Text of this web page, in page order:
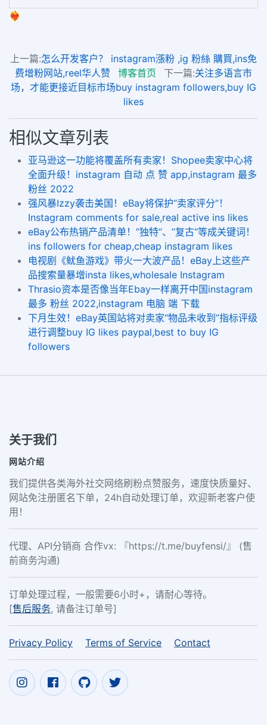
❤️‍🔥
上一篇:怎么开发客户？ instagram漲粉 ,ig 粉絲 購買,ins免
费增粉网站,reel华人赞
博客首页 下一篇:关注多语言市
场，才能更接近目标市场buy instagram followers,buy IG
likes
相似文章列表
亚马逊这一功能将覆盖所有卖家！Shopee卖家中心将
全面升级！instagram 自动 点 赞 app,instagram 最多
粉丝 2022
强风暴Izzy袭击美国！eBay将保护“卖家评分”！
Instagram comments for sale,real active ins likes
eBay公布热销产品清单！”独特“、”复古“等成关键词！
ins followers for cheap,cheap instagram likes
电视剧《鱿鱼游戏》带火一大波产品！eBay上这些产
品搜索量暴增insta likes,wholesale Instagram
Thrasio资本是否像当年Ebay一样离开中国instagram
最多 粉丝 2022,instagram 电脑 端 下载
下月生效！eBay英国站将对卖家“物品未收到”指标评级
进行调整buy IG likes paypal,best to buy IG
followers
关于我们
网站介绍
我们提供各类海外社交网络刷粉点赞服务，速度快质量好、
网站免注册匿名下单，24h自动处理订单，欢迎新老客户使
用！
代理、API分销商 合作vx: 『https://t.me/buyfensi/』 (售
前商务沟通)
订单处理过程，一般需要6小时+，请耐心等待。
[售后服务, 请备注订单号]
Privacy Policy Terms of Service Contact